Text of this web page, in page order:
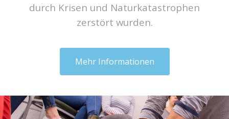
durch Krisen und Naturkatastrophen
zerstört wurden.
Mehr Informationen